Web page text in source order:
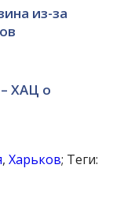
из-за
ХАЦ о
,Харьков; Теги: